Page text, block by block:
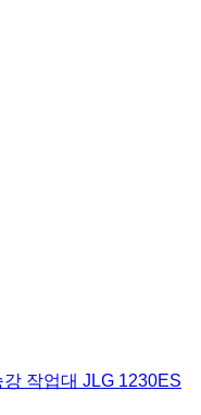
강 작업대 JLG 1230ES